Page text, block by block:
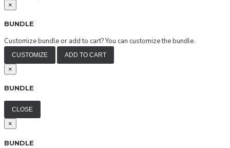
×
BUNDLE
Customize bundle or add to cart?You can customize the bundle.
CUSTOMIZE ADD TO CART
×
BUNDLE
CLOSE
×
BUNDLE